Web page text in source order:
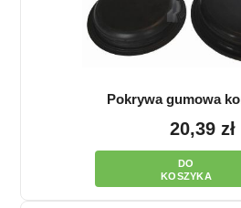
Pokrywa gumowa
20,39 zł